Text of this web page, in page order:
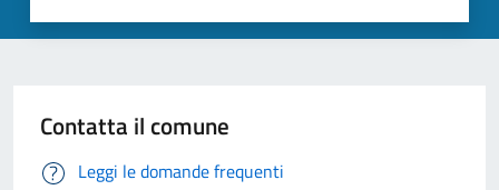
Contatta il comune
Leggi le domande frequenti